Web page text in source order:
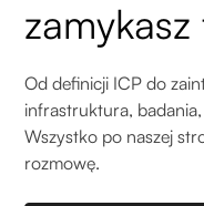
Od definicji ICP do
infrastruktura,
Wszystko po naszej
rozmowę.